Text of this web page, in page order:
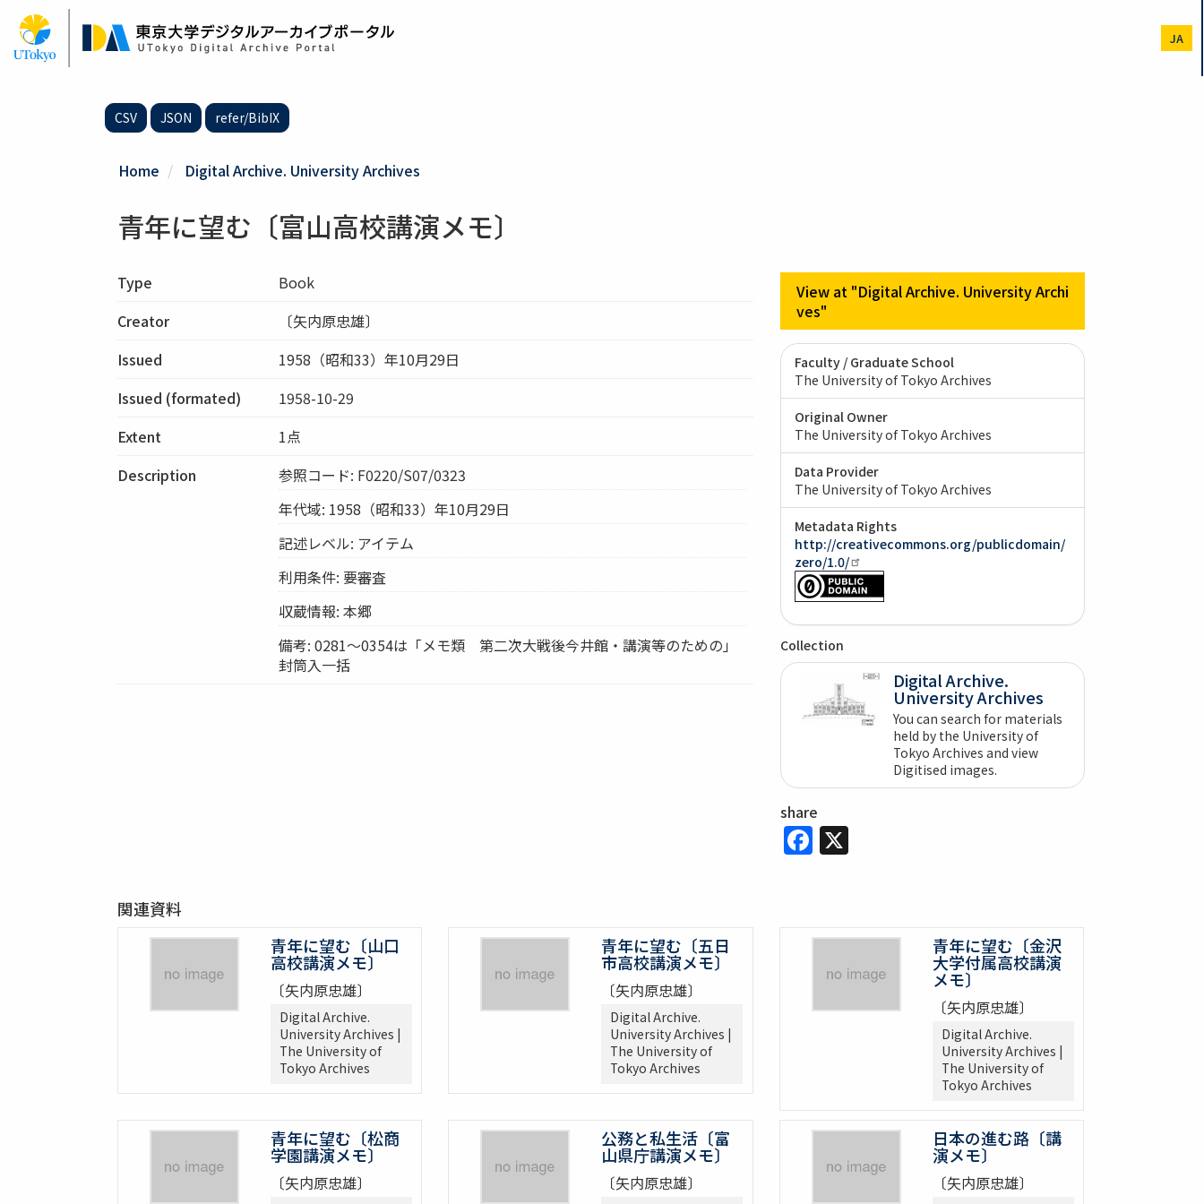
Skip
main
content
JA
CSV JSON refer/BibIX
Home Digital Archive. University Archives
青年に望む〔富山高校講演メモ〕
Type
Book
Creator
〔矢内原忠雄〕
Issued
1958（昭和33）年10月29日
Issued (formated)
1958-10-29
Extent
1点
Description
参照コード: F0220/S07/0323
年代域: 1958（昭和33）年10月29日
記述レベル: アイテム
利用条件: 要審査
収蔵情報: 本郷
備考: 0281～0354は「メモ類 第二次大戦後今井館・講演等のための」
封筒入一括
View at "Digital Archive. University Archi
ves"
Faculty / Graduate School
The University of Tokyo Archives
Original Owner
The University of Tokyo Archives
Data Provider
The University of Tokyo Archives
Metadata Rights
http://creativecommons.org/publicdomain/
zero/1.0/
Collection
Digital Archive.
University Archives
You can search for materials
held by the University of
Tokyo Archives and view
Digitised images.
share
Facebook
X
関連資料
青年に望む〔山口
高校講演メモ〕
〔矢内原忠雄〕
Digital Archive.
University Archives |
The University of
Tokyo Archives
青年に望む〔五日
市高校講演メモ〕
〔矢内原忠雄〕
Digital Archive.
University Archives |
The University of
Tokyo Archives
青年に望む〔金沢
大学付属高校講演
メモ〕
〔矢内原忠雄〕
Digital Archive.
University Archives |
The University of
Tokyo Archives
青年に望む〔松商
学園講演メモ〕
〔矢内原忠雄〕
公務と私生活〔富
山県庁講演メモ〕
〔矢内原忠雄〕
日本の進む路〔講
演メモ〕
〔矢内原忠雄〕